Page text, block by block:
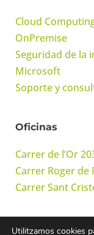
Cloud
OnPremise
Seguridad de la
Microsoft
Soporte y
Oficinas
Carrer de l’Or
Carrer Roger de
Carrer Sant
Utilitzamos cookies